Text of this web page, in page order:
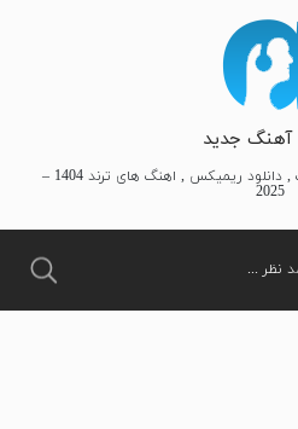
آهنگ جدید
دانلود آهنگ جدید , دانلود موزیک , دانلود ریمیکس , اهنگ های ترند 1404 –
2025